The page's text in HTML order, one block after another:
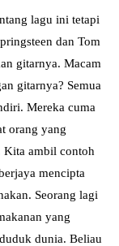
lagu ini tetapi
dan Tom
gitarnya. Macam
gitarnya? Semua
Mereka cuma
orang yang
Kita ambil contoh
mencipta
Seorang lagi
yang
dunia. Beliau